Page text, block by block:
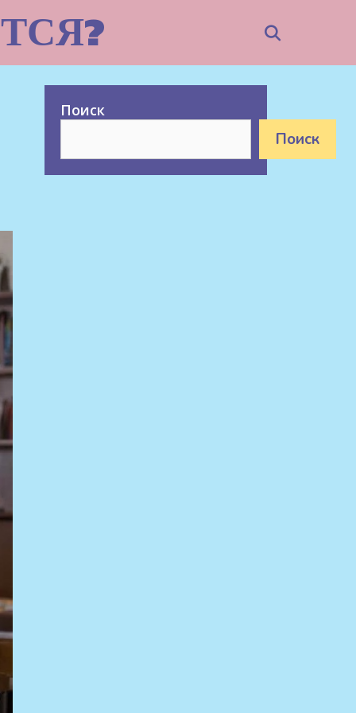
Поиск
Поиск